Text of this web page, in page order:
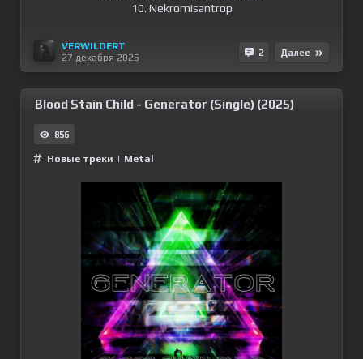
10. Nekromisantrop
VERWILDERT
27 декабря 2025
2 Далее
Blood Stain Child - Generator (Single) (2025)
856
Новые треки | Metal